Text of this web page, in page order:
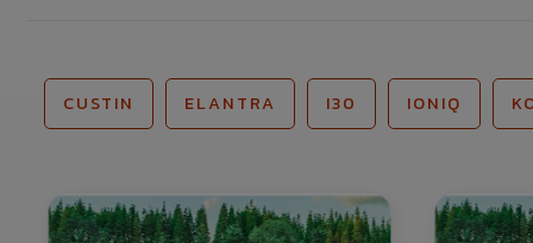
CUSTIN ELANTRA I30 IONIQ